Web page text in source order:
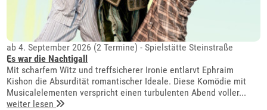
ab 4. September 2026 (2 Termine) - Spielstätte Steinstraße
Es war die Nachtigall
Mit scharfem Witz und treffsicherer Ironie entlarvt Ephraim
Kishon die Absurdität romantischer Ideale. Diese Komödie mit
Musicalelementen verspricht einen turbulenten Abend voller...
weiter lesen